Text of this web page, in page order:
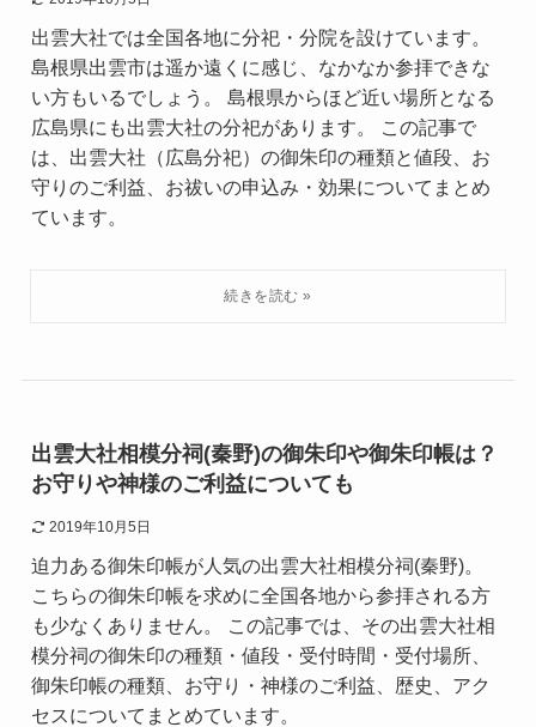
出雲大社では全国各地に分祀・分院を設けています。
島根県出雲市は遥か遠くに感じ、なかなか参拝できな
い方もいるでしょう。 島根県からほど近い場所となる
広島県にも出雲大社の分祀があります。 この記事で
は、出雲大社（広島分祀）の御朱印の種類と値段、お
守りのご利益、お祓いの申込み・効果についてまとめ
ています。
出雲大社相模分祠(秦野)の御朱印や御朱印帳は？
お守りや神様のご利益についても
2019年10月5日
迫力ある御朱印帳が人気の出雲大社相模分祠(秦野)。
こちらの御朱印帳を求めに全国各地から参拝される方
も少なくありません。 この記事では、その出雲大社相
模分祠の御朱印の種類・値段・受付時間・受付場所、
御朱印帳の種類、お守り・神様のご利益、歴史、アク
セスについてまとめています。